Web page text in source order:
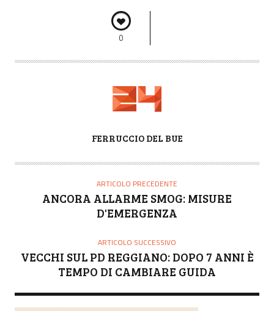
0
T
FERRUCCIO DEL BUE
ARTICOLO PRECEDENTE
ANCORA ALLARME SMOG: MISURE
D'EMERGENZA
ARTICOLO SUCCESSIVO
VECCHI SUL PD REGGIANO: DOPO 7 ANNI È
TEMPO DI CAMBIARE GUIDA